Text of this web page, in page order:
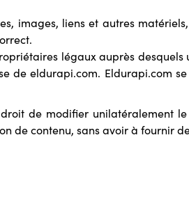
images, liens et autres
légaux auprès
de eldurapi.com. Eldurapi.com
de modifier unilatéralement
de contenu, sans avoir à fournir